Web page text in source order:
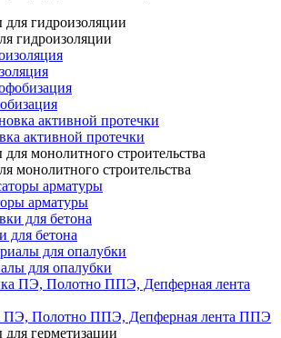
гидроизоляции
активной протечки
монолитного строительства
арматуры
для бетона
для опалубки
ПЭ, Полотно ППЭ, Депферная лента ППЭ